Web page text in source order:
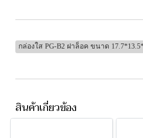
กล่องใส PG-B2 ฝาล็อค ขนาด
สินค้าเกี่ยวข้อง